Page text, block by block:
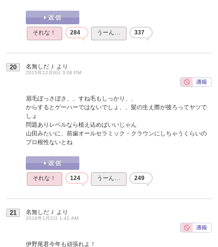
それな！ 284 うーん… 337
20 名無しだＪ より
2015年12月9日 3:08 PM
眉毛ぼっさぼさ、、すね毛もしっかり、、
からするとゲーハーではないでしょ、、髪の生え際が後ろってヤツで
しょ
問題ありレベルなら植え込めばいいじゃん
山田みたいに、前歯オールセラミック・クラウンにしちゃうくらいの
プロ根性ないとね
それな！ 124 うーん… 249
21 名無しだＪ より
2016年1月2日 1:41 AM
伊野尾君今年も頑張れよ！